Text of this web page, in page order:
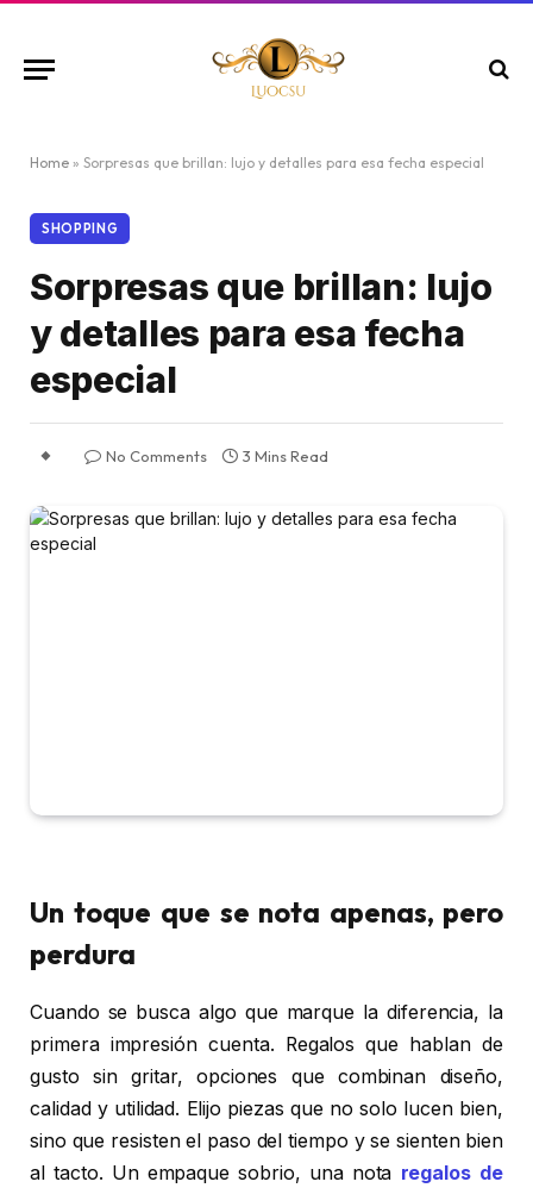
Home » Sorpresas que brillan: lujo y detalles para esa fecha especial
SHOPPING
Sorpresas que brillan: lujo
y detalles para esa fecha
especial
No Comments 3 Mins Read
Un toque que se nota apenas, pero
perdura
Cuando se busca algo que marque la diferencia, la
primera impresión cuenta. Regalos que hablan de
gusto sin gritar, opciones que combinan diseño,
calidad y utilidad. Elijo piezas que no solo lucen bien,
sino que resisten el paso del tiempo y se sienten bien
al tacto. Un empaque sobrio, una nota regalos de